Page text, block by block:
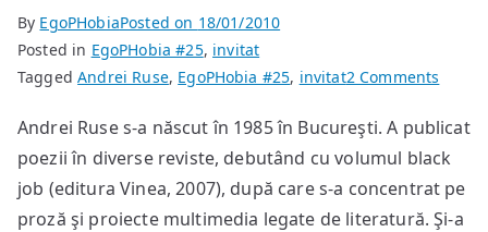
By EgoPHobiaPosted on 18/01/2010
Posted in EgoPHobia #25, invitat
TaggedAndrei Ruse, EgoPHobia #25, invitat2 Comments
Ruse
–
din
Andrei Ruse s-a născut în 1985 în Bucureşti. A publicat
poezii în diverse reviste, debutând cu volumul black
job (editura Vinea, 2007), după care s-a concentrat pe
proză şi proiecte multimedia legate de literatură. Şi-a